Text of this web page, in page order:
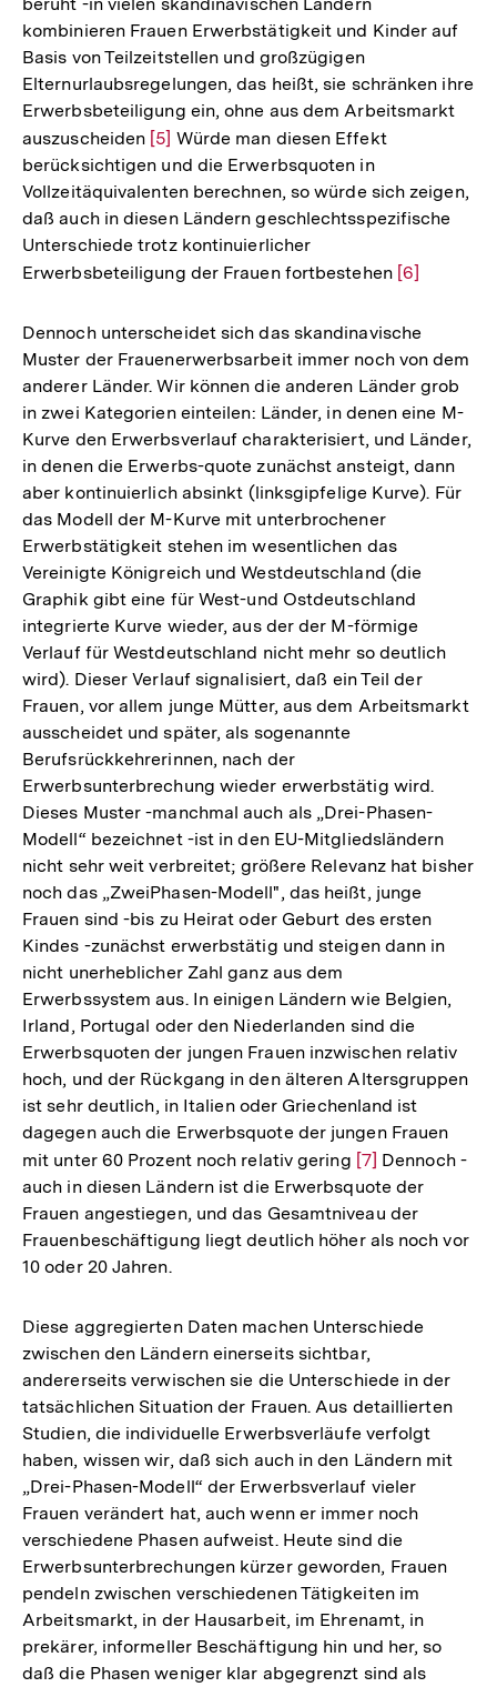
kombinieren Frauen Erwerbstätigkeit und Kinder auf
Basis von Teilzeitstellen und großzügigen
Elternurlaubsregelungen, das heißt, sie schränken ihre
Erwerbsbeteiligung ein, ohne aus dem Arbeitsmarkt
auszuscheiden Zur
Auflösung
der
Fußnote
[5] Würde man diesen Effekt
berücksichtigen und die Erwerbsquoten in
Vollzeitäquivalenten berechnen, so würde sich zeigen,
daß auch in diesen Ländern geschlechtsspezifische
Unterschiede trotz kontinuierlicher
Erwerbsbeteiligung der Frauen fortbestehen Zur
der
Fußnote
[6]
Dennoch unterscheidet sich das skandinavische
Muster der Frauenerwerbsarbeit immer noch von dem
anderer Länder. Wir können die anderen Länder grob
in zwei Kategorien einteilen: Länder, in denen eine M-
Kurve den Erwerbsverlauf charakterisiert, und Länder,
in denen die Erwerbs-quote zunächst ansteigt, dann
aber kontinuierlich absinkt (linksgipfelige Kurve). Für
das Modell der M-Kurve mit unterbrochener
Erwerbstätigkeit stehen im wesentlichen das
Vereinigte Königreich und Westdeutschland (die
Graphik gibt eine für West-und Ostdeutschland
integrierte Kurve wieder, aus der der M-förmige
Verlauf für Westdeutschland nicht mehr so deutlich
wird). Dieser Verlauf signalisiert, daß ein Teil der
Frauen, vor allem junge Mütter, aus dem Arbeitsmarkt
ausscheidet und später, als sogenannte
Berufsrückkehrerinnen, nach der
Erwerbsunterbrechung wieder erwerbstätig wird.
Dieses Muster -manchmal auch als „Drei-Phasen-
Modell“ bezeichnet -ist in den EU-Mitgliedsländern
nicht sehr weit verbreitet; größere Relevanz hat bisher
noch das „ZweiPhasen-Modell", das heißt, junge
Frauen sind -bis zu Heirat oder Geburt des ersten
Kindes -zunächst erwerbstätig und steigen dann in
nicht unerheblicher Zahl ganz aus dem
Erwerbssystem aus. In einigen Ländern wie Belgien,
Irland, Portugal oder den Niederlanden sind die
Erwerbsquoten der jungen Frauen inzwischen relativ
hoch, und der Rückgang in den älteren Altersgruppen
ist sehr deutlich, in Italien oder Griechenland ist
dagegen auch die Erwerbsquote der jungen Frauen
mit unter 60 Prozent noch relativ gering Zur
Auflösung
der
Fußnote
[7] Dennoch -
auch in diesen Ländern ist die Erwerbsquote der
Frauen angestiegen, und das Gesamtniveau der
Frauenbeschäftigung liegt deutlich höher als noch vor
10 oder 20 Jahren.
Diese aggregierten Daten machen Unterschiede
zwischen den Ländern einerseits sichtbar,
andererseits verwischen sie die Unterschiede in der
tatsächlichen Situation der Frauen. Aus detaillierten
Studien, die individuelle Erwerbsverläufe verfolgt
haben, wissen wir, daß sich auch in den Ländern mit
„Drei-Phasen-Modell“ der Erwerbsverlauf vieler
Frauen verändert hat, auch wenn er immer noch
verschiedene Phasen aufweist. Heute sind die
Erwerbsunterbrechungen kürzer geworden, Frauen
pendeln zwischen verschiedenen Tätigkeiten im
Arbeitsmarkt, in der Hausarbeit, im Ehrenamt, in
prekärer, informeller Beschäftigung hin und her, so
daß die Phasen weniger klar abgegrenzt sind als